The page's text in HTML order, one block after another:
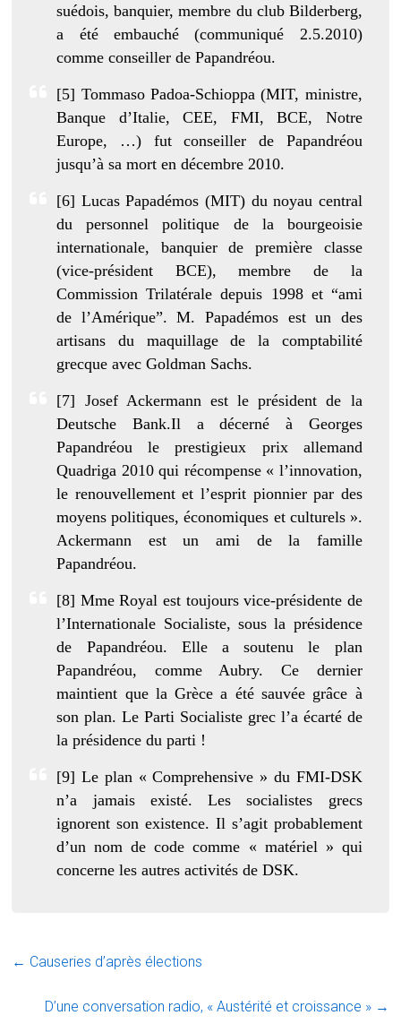
suédois, banquier, membre du club Bilderberg,
a été embauché (communiqué 2.5.2010)
comme conseiller de Papandréou.
[5] Tommaso Padoa-Schioppa (MIT, ministre,
Banque d’Italie, CEE, FMI, BCE, Notre
Europe, …) fut conseiller de Papandréou
jusqu’à sa mort en décembre 2010.
[6] Lucas Papadémos (MIT) du noyau central
du personnel politique de la bourgeoisie
internationale, banquier de première classe
(vice-président BCE), membre de la
Commission Trilatérale depuis 1998 et “ami
de l’Amérique”. M. Papadémos est un des
artisans du maquillage de la comptabilité
grecque avec Goldman Sachs.
[7] Josef Ackermann est le président de la
Deutsche Bank.Il a décerné à Georges
Papandréou le prestigieux prix allemand
Quadriga 2010 qui récompense « l’innovation,
le renouvellement et l’esprit pionnier par des
moyens politiques, économiques et culturels ».
Ackermann est un ami de la famille
Papandréou.
[8] Mme Royal est toujours vice-présidente de
l’Internationale Socialiste, sous la présidence
de Papandréou. Elle a soutenu le plan
Papandréou, comme Aubry. Ce dernier
maintient que la Grèce a été sauvée grâce à
son plan. Le Parti Socialiste grec l’a écarté de
la présidence du parti !
[9] Le plan « Comprehensive » du FMI-DSK
n’a jamais existé. Les socialistes grecs
ignorent son existence. Il s’agit probablement
d’un nom de code comme « matériel » qui
concerne les autres activités de DSK.
← Causeries d’après élections
D’une conversation radio, « Austérité et croissance » →